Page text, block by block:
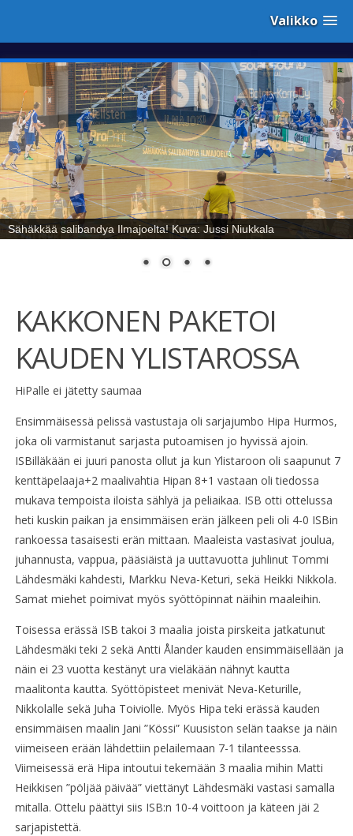
Valikko
Sähäkkää salibandya Ilmajoelta! Kuva: Jussi Niukkala
KAKKONEN PAKETOI
KAUDEN YLISTAROSSA
HiPalle ei jätetty saumaa
Ensimmäisessä pelissä vastustaja oli sarjajumbo Hipa Hurmos,
joka oli varmistanut sarjasta putoamisen jo hyvissä ajoin.
ISBilläkään ei juuri panosta ollut ja kun Ylistaroon oli saapunut 7
kenttäpelaaja+2 maalivahtia Hipan 8+1 vastaan oli tiedossa
mukava tempoista iloista sählyä ja peliaikaa. ISB otti ottelussa
heti kuskin paikan ja ensimmäisen erän jälkeen peli oli 4-0 ISBin
rankoessa tasaisesti erän mittaan. Maaleista vastasivat joulua,
juhannusta, vappua, pääsiäistä ja uuttavuotta juhlinut Tommi
Lähdesmäki kahdesti, Markku Neva-Keturi, sekä Heikki Nikkola.
Samat miehet poimivat myös syöttöpinnat näihin maaleihin.
Toisessa erässä ISB takoi 3 maalia joista pirskeita jatkatunut
Lähdesmäki teki 2 sekä Antti Ålander kauden ensimmäisellään ja
näin ei 23 vuotta kestänyt ura vieläkään nähnyt kautta
maalitonta kautta. Syöttöpisteet menivät Neva-Keturille,
Nikkolalle sekä Juha Toiviolle. Myös Hipa teki erässä kauden
ensimmäisen maalin Jani ”Kössi” Kuusiston selän taakse ja näin
viimeiseen erään lähdettiin pelailemaan 7-1 tilanteesssa.
Viimeisessä erä Hipa intoutui tekemään 3 maalia mihin Matti
Heikkisen ”pöljää päivää” viettänyt Lähdesmäki vastasi samalla
mitalla. Ottelu päättyi siis ISB:n 10-4 voittoon ja käteen jäi 2
sarjapistettä.